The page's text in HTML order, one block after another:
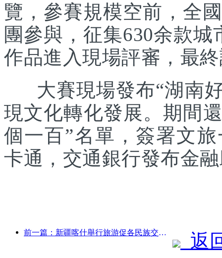
覽，參賽規模空前，全
團參與，征集630余款
作品進入現場評審，最
大賽現場發布“湖南好
現文化轉化發展。期間
個一百”名單，簽署文
卡通，交通銀行發布金
前一篇：新疆喀什舉行旅游促各民族交流推廣活動 返